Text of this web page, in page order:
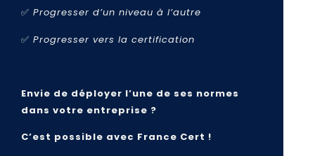
✅ Progresser d’un niveau à l’autre
✅ Progresser vers la certification
Envie de déployer l’une de ses normes
dans votre entreprise ?
C’est possible avec France Cert !